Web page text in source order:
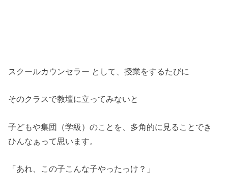
スクールカウンセラー として、授業をするたびに
そのクラスで教壇に立ってみないと
子どもや集団（学級）のことを、多角的に見ることでき
ひんなぁって思います。
「あれ、この子こんな子やったっけ？」